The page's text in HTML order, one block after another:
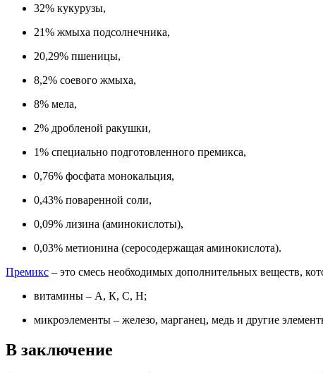
32% кукурузы,
21% жмыха подсолнечника,
20,29% пшеницы,
8,2% соевого жмыха,
8% мела,
2% дробленой ракушки,
1% специально подготовленного премикса,
0,76% фосфата монокальция,
0,43% поваренной соли,
0,09% лизина (аминокислоты),
0,03% метионина (серосодержащая аминокислота).
Премикс – это смесь необходимых дополнительных веществ,
витамины – А, К, С, Н;
микроэлементы – железо, марганец, медь и другие
В заключение